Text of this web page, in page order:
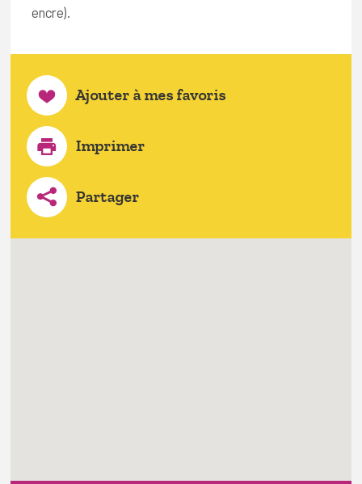
encre).
Ajouter à mes favoris
Imprimer
Partager